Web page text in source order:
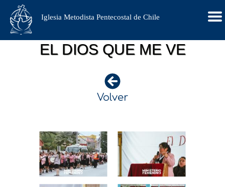
Iglesia Metodista Pentecostal de Chile
EL DIOS QUE ME VE
Volver